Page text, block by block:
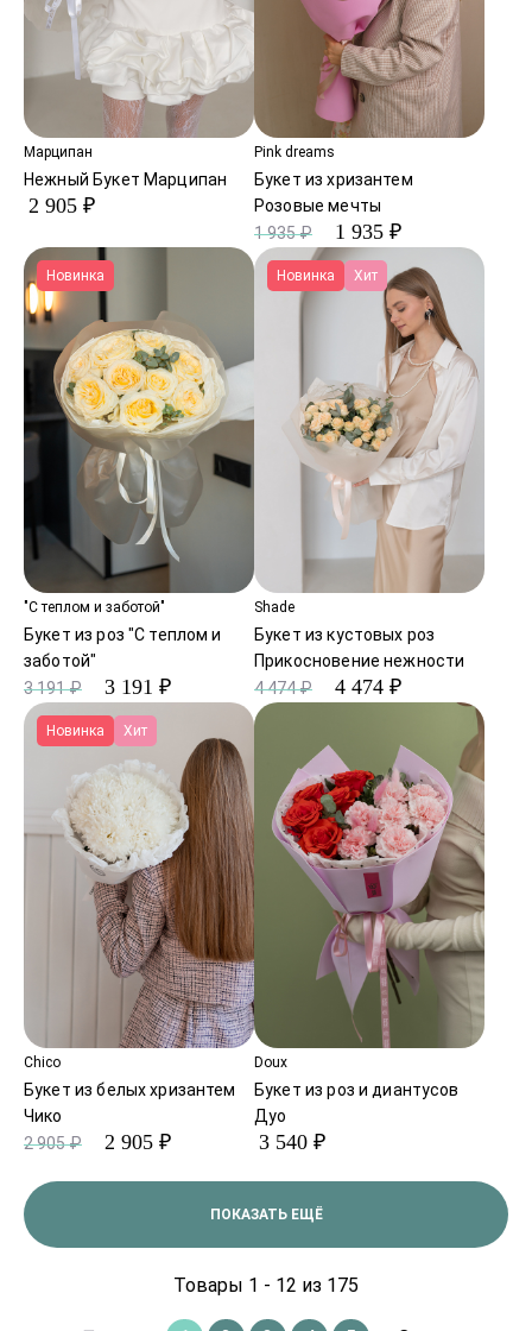
Марципан
Нежный Букет Марципан
2 905 ₽
Pink dreams
Букет из хризантем
Розовые мечты
1 935 ₽
1 935 ₽
Новинка
"С теплом и заботой"
Букет из роз "С теплом и
заботой"
3 191 ₽
3 191 ₽
Новинка Хит
Shade
Букет из кустовых роз
Прикосновение нежности
4 474 ₽
4 474 ₽
Новинка Хит
Chico
Букет из белых хризантем
Чико
2 905 ₽
2 905 ₽
Doux
Букет из роз и диантусов
Дуо
3 540 ₽
ПОКАЗАТЬ ЕЩЁ
Товары 1 - 12 из 175